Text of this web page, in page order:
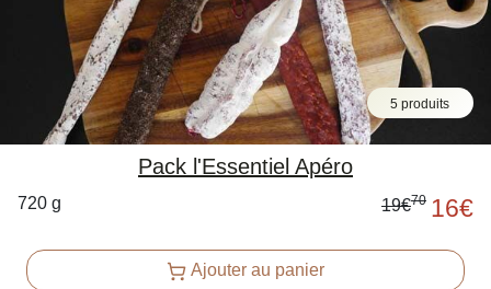
5 produits
Pack l'Essentiel Apéro
720 g 19€70 16€
Ajouter au panier